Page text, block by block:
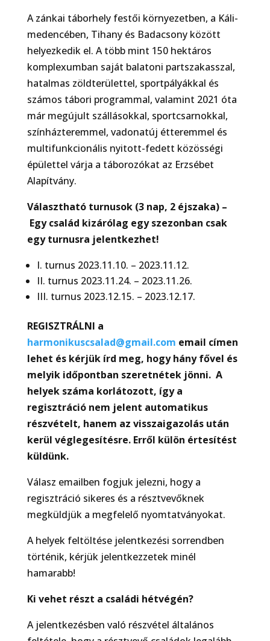
A zánkai táborhely festői környezetben, a Káli-
medencében, Tihany és Badacsony között
helyezkedik el. A több mint 150 hektáros
komplexumban saját balatoni partszakasszal,
hatalmas zöldterülettel, sportpályákkal és
számos tábori programmal, valamint 2021 óta
már megújult szállásokkal, sportcsarnokkal,
színházteremmel, vadonatúj étteremmel és
multifunkcionális nyitott-fedett közösségi
épülettel várja a táborozókat az Erzsébet
Alapítvány.
Választható turnusok (3 nap, 2 éjszaka) –
Egy család kizárólag egy szezonban csak
egy turnusra jelentkezhet!
I. turnus 2023.11.10. – 2023.11.12.
II. turnus 2023.11.24. – 2023.11.26.
III. turnus 2023.12.15. – 2023.12.17.
REGISZTRÁLNI a
harmonikuscsalad@gmail.com email címen
lehet és kérjük írd meg, hogy hány fővel és
melyik időpontban szeretnétek jönni. A
helyek száma korlátozott, így a
regisztráció nem jelent automatikus
részvételt, hanem az visszaigazolás után
kerül véglegesítésre. Erről külön értesítést
küldünk.
Válasz emailben fogjuk jelezni, hogy a
regisztráció sikeres és a résztvevőknek
megküldjük a megfelelő nyomtatványokat.
A helyek feltöltése jelentkezési sorrendben
történik, kérjük jelentkezzetek minél
hamarabb!
Ki vehet részt a családi hétvégén?
A jelentkezésben való részvétel általános